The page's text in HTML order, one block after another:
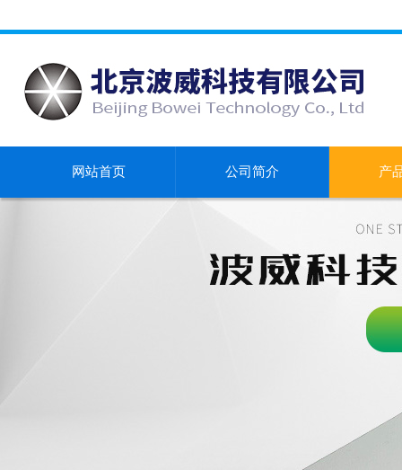
网站首页 公司简介 产